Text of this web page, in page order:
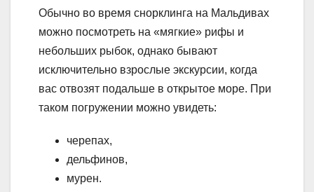
Обычно во время снорклинга на Мальдивах
можно посмотреть на «мягкие» рифы и
небольших рыбок, однако бывают
исключительно взрослые экскурсии, когда
вас отвозят подальше в открытое море. При
таком погружении можно увидеть:
черепах,
дельфинов,
мурен.